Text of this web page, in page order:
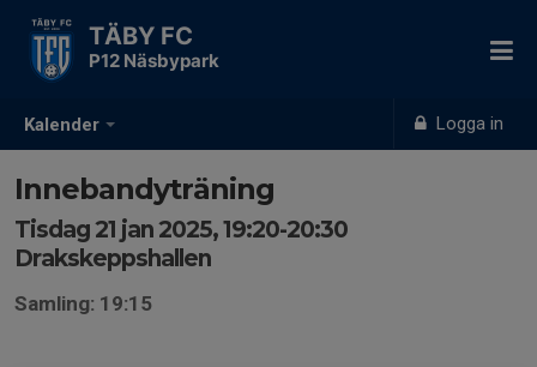
Kalender Logga in
TÄBY FC
P12 Näsbypark
Innebandyträning
Tisdag 21 jan 2025, 19:20-20:30
Drakskeppshallen
Samling: 19:15